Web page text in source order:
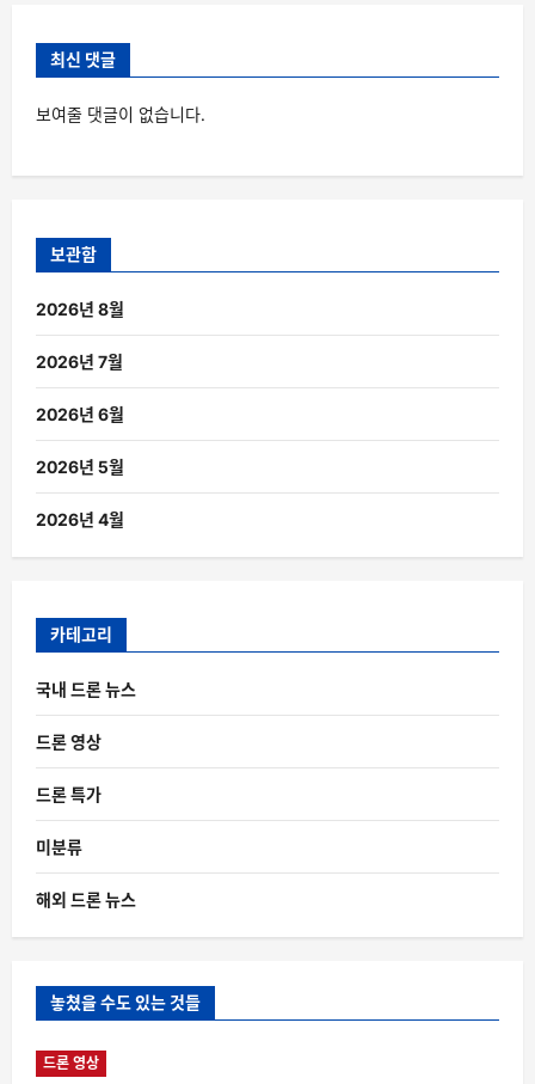
최신 댓글
보여줄 댓글이 없습니다.
보관함
2026년 8월
2026년 7월
2026년 6월
2026년 5월
2026년 4월
카테고리
국내 드론 뉴스
드론 영상
드론 특가
미분류
해외 드론 뉴스
놓쳤을 수도 있는 것들
드론 영상